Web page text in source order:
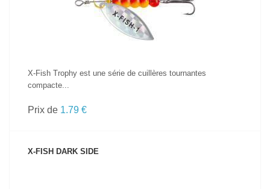
X-Fish Trophy est une série de cuillères tournantes
compacte...
Prix de 1.79 €
X-FISH DARK SIDE